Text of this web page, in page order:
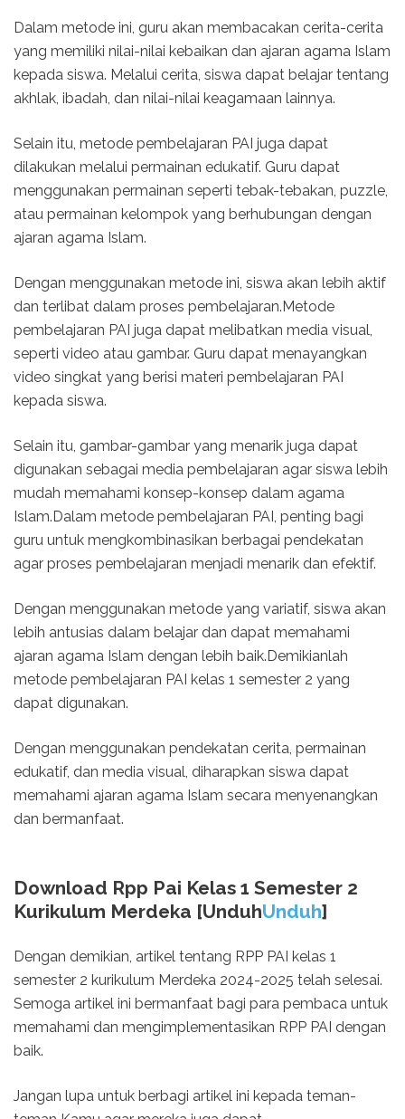
Dalam metode ini, guru akan membacakan cerita-cerita
yang memiliki nilai-nilai kebaikan dan ajaran agama Islam
kepada siswa. Melalui cerita, siswa dapat belajar tentang
akhlak, ibadah, dan nilai-nilai keagamaan lainnya.
Selain itu, metode pembelajaran PAI juga dapat
dilakukan melalui permainan edukatif. Guru dapat
menggunakan permainan seperti tebak-tebakan, puzzle,
atau permainan kelompok yang berhubungan dengan
ajaran agama Islam.
Dengan menggunakan metode ini, siswa akan lebih aktif
dan terlibat dalam proses pembelajaran.Metode
pembelajaran PAI juga dapat melibatkan media visual,
seperti video atau gambar. Guru dapat menayangkan
video singkat yang berisi materi pembelajaran PAI
kepada siswa.
Selain itu, gambar-gambar yang menarik juga dapat
digunakan sebagai media pembelajaran agar siswa lebih
mudah memahami konsep-konsep dalam agama
Islam.Dalam metode pembelajaran PAI, penting bagi
guru untuk mengkombinasikan berbagai pendekatan
agar proses pembelajaran menjadi menarik dan efektif.
Dengan menggunakan metode yang variatif, siswa akan
lebih antusias dalam belajar dan dapat memahami
ajaran agama Islam dengan lebih baik.Demikianlah
metode pembelajaran PAI kelas 1 semester 2 yang
dapat digunakan.
Dengan menggunakan pendekatan cerita, permainan
edukatif, dan media visual, diharapkan siswa dapat
memahami ajaran agama Islam secara menyenangkan
dan bermanfaat.
Download Rpp Pai Kelas 1 Semester 2
Kurikulum Merdeka [UnduhUnduh]
Dengan demikian, artikel tentang RPP PAI kelas 1
semester 2 kurikulum Merdeka 2024-2025 telah selesai.
Semoga artikel ini bermanfaat bagi para pembaca untuk
memahami dan mengimplementasikan RPP PAI dengan
baik.
Jangan lupa untuk berbagi artikel ini kepada teman-